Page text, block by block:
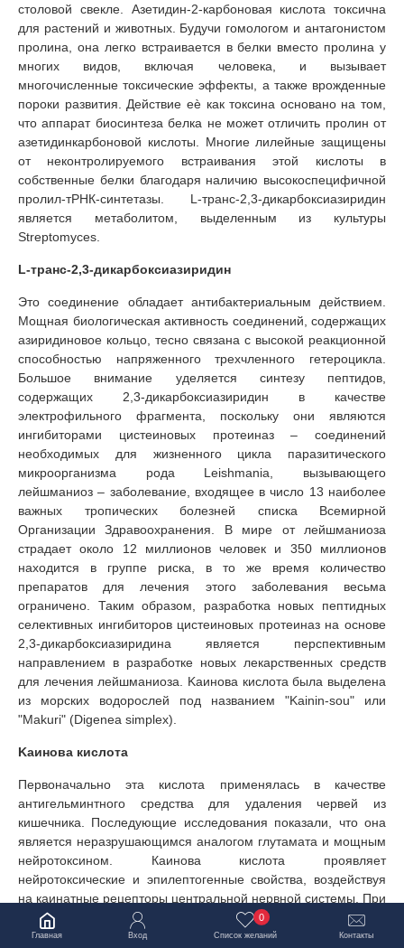
столовой свекле. Азетидин-2-карбоновая кислота токсична
для растений и животных. Будучи гомологом и антагонистом
пролина, она легко встраивается в белки вместо пролина у
многих видов, включая человека, и вызывает
многочисленные токсические эффекты, а также врожденные
пороки развития. Действие еѐ как токсина основано на том,
что аппарат биосинтеза белка не может отличить пролин от
азетидинкарбоновой кислоты. Многие лилейные защищены
от неконтролируемого встраивания этой кислоты в
собственные белки благодаря наличию высокоспецифичной
пролил-тРНК-синтетазы. L-транс-2,3-дикарбоксиазиридин
является метаболитом, выделенным из культуры
Streptomyces.
L-транс-2,3-дикарбоксиазиридин
Это соединение обладает антибактериальным действием.
Мощная биологическая активность соединений, содержащих
азиридиновое кольцо, тесно связана с высокой реакционной
способностью напряженного трехчленного гетероцикла.
Большое внимание уделяется синтезу пептидов,
содержащих 2,3-дикарбоксиазиридин в качестве
электрофильного фрагмента, поскольку они являются
ингибиторами цистеиновых протеиназ – соединений
необходимых для жизненного цикла паразитического
микроорганизма рода Leishmaniа, вызывающего
лейшманиоз – заболевание, входящее в число 13 наиболее
важных тропических болезней списка Всемирной
Организации Здравоохранения. В мире от лейшманиоза
страдает около 12 миллионов человек и 350 миллионов
находится в группе риска, в то же время количество
препаратов для лечения этого заболевания весьма
ограничено. Таким образом, разработка новых пептидных
селективных ингибиторов цистеиновых протеиназ на основе
2,3-дикарбоксиазиридина является перспективным
направлением в разработке новых лекарственных средств
для лечения лейшманиоза. Kаинова кислота была выделена
из морских водорослей под названием "Kainin-sou" или
"Makuri" (Digenea simplex).
Kаинова кислота
Первоначально эта кислота применялась в качестве
антигельминтного средства для удаления червей из
кишечника. Последующие исследования показали, что она
является неразрушающимся аналогом глутамата и мощным
нейротоксином. Каинова кислота проявляет
нейротоксические и эпилептогенные свойства, воздействуя
на каинатные рецепторы центральной нервной системы. При
связывании с соответствующими рецепторами, каинова
кислота вызывает ряд клеточных ответов, в том числе приток
Главная Вход Список желаний
0
Контакты